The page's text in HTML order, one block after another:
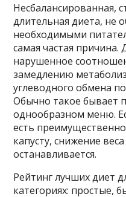
Несбалансированная,
длительная диета, не
необходимыми
самая частая
нарушенное
замедлению
углеводного обмена
Обычно такое бывает
однообразном меню.
есть
капусту, снижение
останавливается.
Рейтинг лучших диет
категориях: простые,